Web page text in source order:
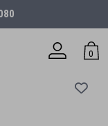
0